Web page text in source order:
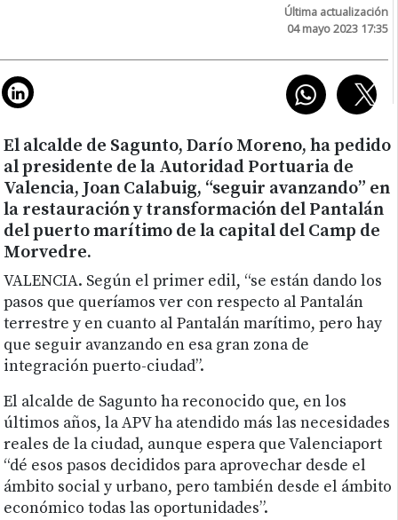
Última actualización
04 mayo 2023 17:35
El alcalde de Sagunto, Darío Moreno, ha pedido
al presidente de la Autoridad Portuaria de
Valencia, Joan Calabuig, “seguir avanzando” en
la restauración y transformación del Pantalán
del puerto marítimo de la capital del Camp de
Morvedre.
VALENCIA. Según el primer edil, “se están dando los
pasos que queríamos ver con respecto al Pantalán
terrestre y en cuanto al Pantalán marítimo, pero hay
que seguir avanzando en esa gran zona de
integración puerto-ciudad”.
El alcalde de Sagunto ha reconocido que, en los
últimos años, la APV ha atendido más las necesidades
reales de la ciudad, aunque espera que Valenciaport
“dé esos pasos decididos para aprovechar desde el
ámbito social y urbano, pero también desde el ámbito
económico todas las oportunidades”.